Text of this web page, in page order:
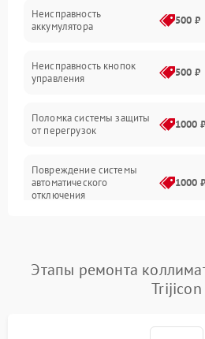
Прочие неисправности
Неисправность управления
Неисправность
аккумулятора
500 ₽
Неисправность кнопок
управления
500 ₽
Поломка системы защиты
от перегрузок
1000 ₽
Повреждение системы
автоматического
отключения
1000 ₽
Этапы ремонта
Trijicon